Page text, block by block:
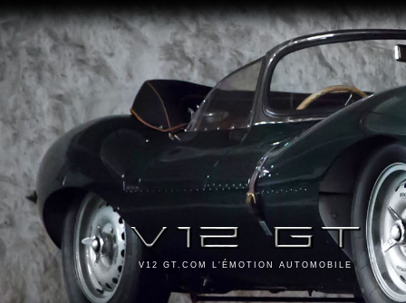
V12 GT.COM L'ÉMOTION AUTOMOBILE